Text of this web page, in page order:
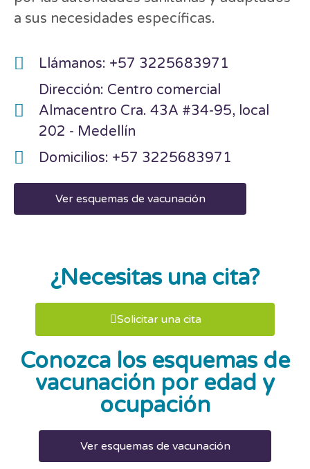
a sus necesidades específicas.
Llámanos: +57 3225683971
Dirección: Centro comercial
Almacentro Cra. 43A #34-95, local
202 - Medellín
Domicilios: +57 3225683971
Ver esquemas de vacunación
¿Necesitas una cita?
Solicitar una cita
Conozca los esquemas de
vacunación por edad y
ocupación
Ver esquemas de vacunación